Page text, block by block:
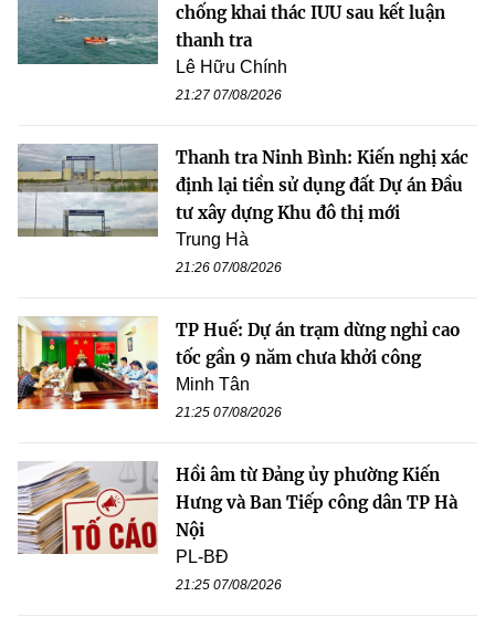
chống khai thác IUU sau kết luận
thanh tra
Lê Hữu Chính
21:27 07/08/2026
Thanh tra Ninh Bình: Kiến nghị xác
định lại tiền sử dụng đất Dự án Đầu
tư xây dựng Khu đô thị mới
Trung Hà
21:26 07/08/2026
TP Huế: Dự án trạm dừng nghỉ cao
tốc gần 9 năm chưa khởi công
Minh Tân
21:25 07/08/2026
Hồi âm từ Đảng ủy phường Kiến
Hưng và Ban Tiếp công dân TP Hà
Nội
PL-BĐ
21:25 07/08/2026